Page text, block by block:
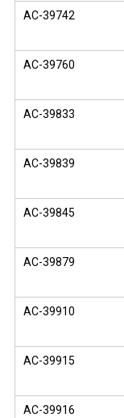
AC-39742
AC-39760
AC-39833
AC-39839
AC-39845
AC-39879
AC-39910
AC-39915
AC-39916